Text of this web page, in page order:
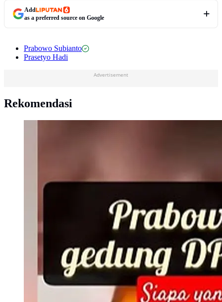
Add
as a preferred source on Google
Prabowo Subianto
Prasetyo Hadi
Advertisement
Rekomendasi